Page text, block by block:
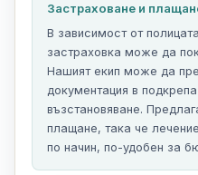
Застраховане и
В зависимост от
застраховка може да
Нашият екип може да
документация в
възстановяване.
плащане, така че
по начин, по-удобен за